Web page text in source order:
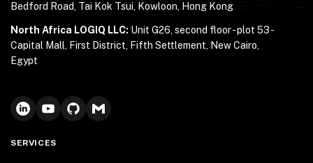
Bedford Road, Tai Kok Tsui, Kowloon, Hong Kong
North Africa LOGIQ LLC: Unit G26, second floor - plot 53 -
Capital Mall, First District, Fifth Settlement, New Cairo,
Egypt
SERVICES